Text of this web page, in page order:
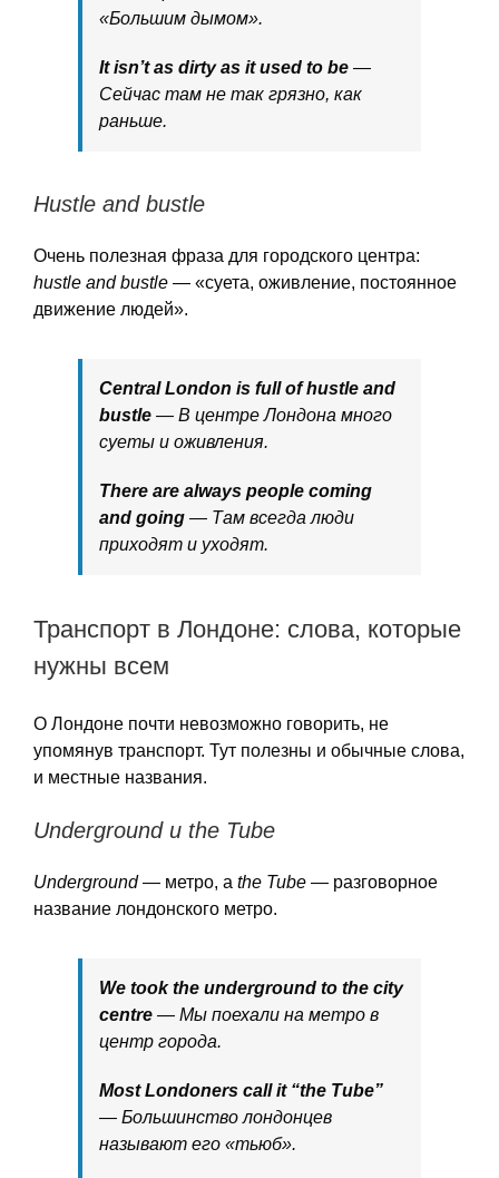
«Большим дымом».
It isn’t as dirty as it used to be —
Сейчас там не так грязно, как
раньше.
Hustle and bustle
Очень полезная фраза для городского центра:
hustle and bustle — «суета, оживление, постоянное
движение людей».
Central London is full of hustle and
bustle — В центре Лондона много
суеты и оживления.
There are always people coming
and going — Там всегда люди
приходят и уходят.
Транспорт в Лондоне: слова, которые
нужны всем
О Лондоне почти невозможно говорить, не
упомянув транспорт. Тут полезны и обычные слова,
и местные названия.
Underground и the Tube
Underground— метро, а the Tube — разговорное
название лондонского метро.
We took the underground to the city
centre — Мы поехали на метро в
центр города.
Most Londoners call it “the Tube”
— Большинство лондонцев
называют его «тьюб».